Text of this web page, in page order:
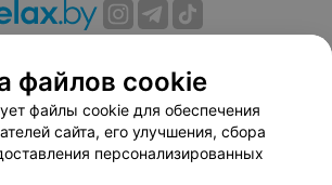
договор
Способы оплаты
по использованию сервиса
«Афиша»
соглашение
файлов cookie
файлы cookie для обеспечения
сайта, его улучшения, сбора
персонализированных